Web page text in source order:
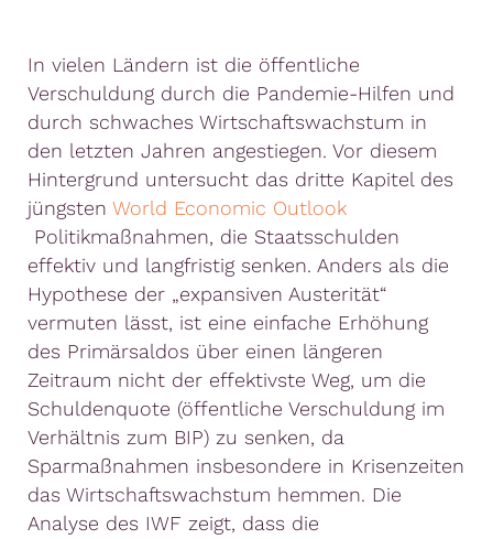
In vielen Ländern ist die öffentliche
Verschuldung durch die Pandemie-Hilfen und
durch schwaches Wirtschaftswachstum in
den letzten Jahren angestiegen. Vor diesem
Hintergrund untersucht das dritte Kapitel des
jüngsten World Economic Outlook
Politikmaßnahmen, die Staatsschulden
effektiv und langfristig senken. Anders als die
Hypothese der „expansiven Austerität“
vermuten lässt, ist eine einfache Erhöhung
des Primärsaldos über einen längeren
Zeitraum nicht der effektivste Weg, um die
Schuldenquote (öffentliche Verschuldung im
Verhältnis zum BIP) zu senken, da
Sparmaßnahmen insbesondere in Krisenzeiten
das Wirtschaftswachstum hemmen. Die
Analyse des IWF zeigt, dass die